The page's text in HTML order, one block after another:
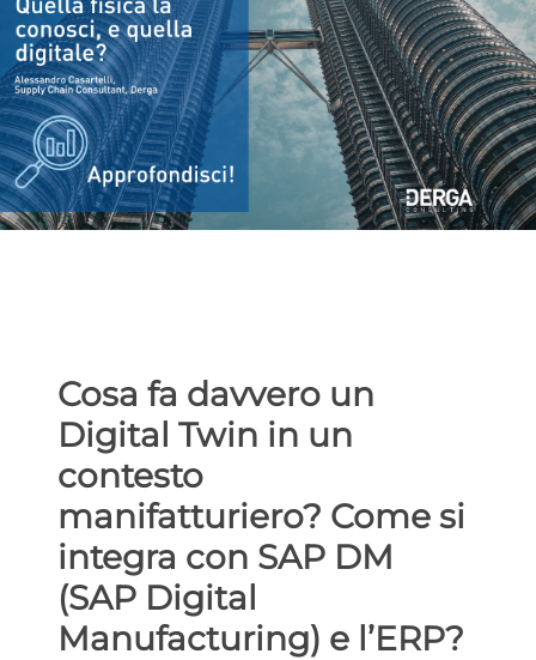
Cosa fa davvero un
Digital Twin in un
contesto
manifatturiero? Come si
integra con SAP DM
(SAP Digital
Manufacturing) e l’ERP?